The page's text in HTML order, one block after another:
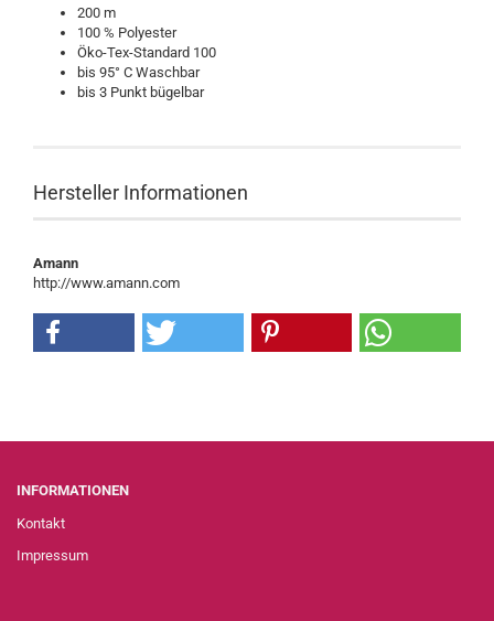
200 m
100 % Polyester
Öko-Tex-Standard 100
bis 95° C Waschbar
bis 3 Punkt bügelbar
Hersteller Informationen
Amann
http://www.amann.com
INFORMATIONEN
Kontakt
Impressum